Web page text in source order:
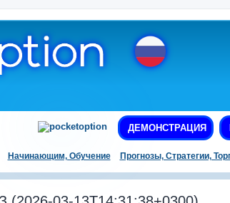
ДЕМОНСТРАЦИЯ
Начинающим, Обучение Прогнозы, Стратегии,